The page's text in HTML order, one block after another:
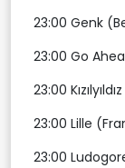
23:00 Genk
23:00 Go
23:00
23:00 Lille
23:00